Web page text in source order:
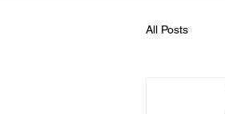
All Posts